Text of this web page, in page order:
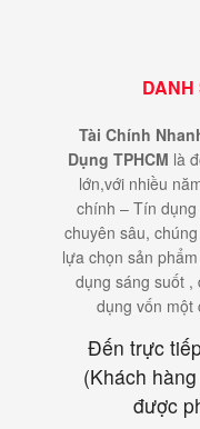
DANH
Tài Chính
Dụng TPHCM là
lớn,với nhiều
chính – Tín
chuyên sâu,
lựa chọn sản
dụng sáng suốt
dụng vốn một
Đến trực
(Khách
được